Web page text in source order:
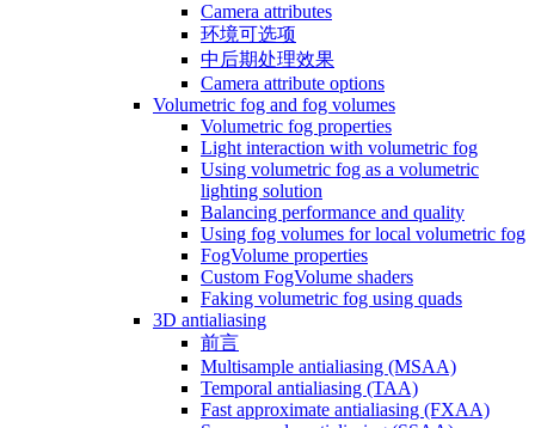
Camera attributes
环境可选项
中后期处理效果
Camera attribute options
Volumetric fog and fog volumes
Volumetric fog properties
Light interaction with volumetric fog
Using volumetric fog as a volumetric
lighting solution
Balancing performance and quality
Using fog volumes for local volumetric fog
FogVolume properties
Custom FogVolume shaders
Faking volumetric fog using quads
3D antialiasing
前言
Multisample antialiasing (MSAA)
Temporal antialiasing (TAA)
Fast approximate antialiasing (FXAA)